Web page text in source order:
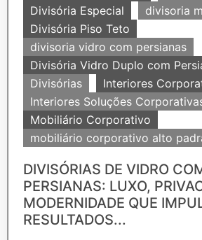
Divisória Especial
divisoria
Divisória Piso Teto
divisoria vidro com persianas
Divisória Vidro Duplo com
Divisórias
Interiores
Interiores Soluções
Mobiliário Corporativo
mobiliário corporativo alto
DIVISÓRIAS DE VIDRO
PERSIANAS: LUXO,
MODERNIDADE QUE
RESULTADOS...